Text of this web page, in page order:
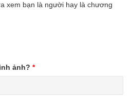
xem bạn là người hay là chương
ảnh? *